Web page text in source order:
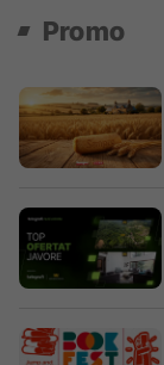
Promo